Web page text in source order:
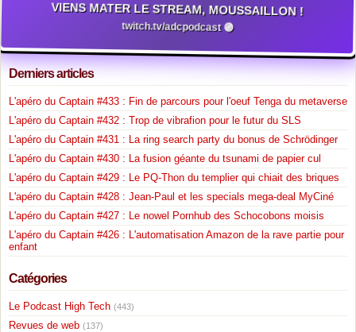
VIENS MATER LE STREAM, MOUSSAILLON !
twitch.tv/adcpodcast 🟣
Derniers articles
L'apéro du Captain #433 : Fin de parcours pour l'oeuf Tenga du metaverse
L'apéro du Captain #432 : Trop de vibrafion pour le futur du SLS
L'apéro du Captain #431 : La ring search party du bonus de Schrödinger
L'apéro du Captain #430 : La fusion géante du tsunami de papier cul
L'apéro du Captain #429 : Le PQ-Thon du templier qui chiait des briques
L'apéro du Captain #428 : Jean-Paul et les specials mega-deal MyCiné
L'apéro du Captain #427 : Le nowel Pornhub des Schocobons moisis
L'apéro du Captain #426 : L'automatisation Amazon de la rave partie pour
enfant
Catégories
Le Podcast High Tech (443)
Revues de web (137)